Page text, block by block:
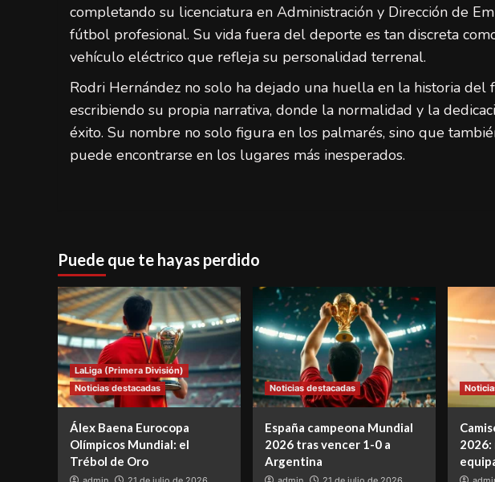
completando su licenciatura en Administración y Dirección de
fútbol profesional. Su vida fuera del deporte es tan discreta
vehículo eléctrico que refleja su personalidad terrenal.
Rodri Hernández no solo ha dejado una huella en la historia del
escribiendo su propia narrativa, donde la normalidad y la
éxito. Su nombre no solo figura en los palmarés, sino que
puede encontrarse en los lugares más inesperados.
Puede que te hayas perdido
LaLiga (Primera División)
Noticias destacadas
Álex Baena Eurocopa
Olímpicos Mundial: el
Trébol de Oro
Noticias destacadas
España campeona Mundial
2026 tras vencer 1-0 a
Argentina
2026: